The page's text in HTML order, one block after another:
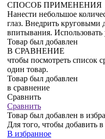
СПОСОБ ПРИМЕНЕНИЯ
Нанести небольшое
глаз. Внедрить
впитывания.
Товар был добавлен
В СРАВНЕНИЕ
чтобы посмотреть список
один товар.
Товар был добавлен
в сравнение
Сравнить
Сравнить
Товар был добавлен в
Для того, чтобы добавить
В избранное